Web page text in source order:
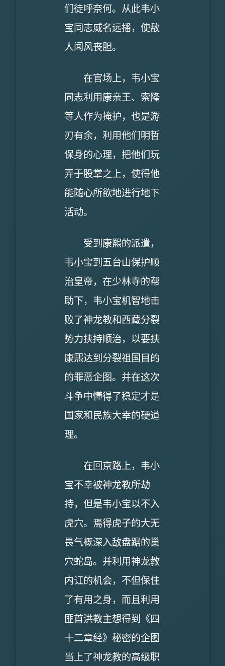
们徒呼奈何。从此韦小
宝同志威名远播，使敌
人闻风丧胆。
在官场上，韦小宝
同志利用康亲王、索隆
等人作为掩护，也是游
刃有余，利用他们明哲
保身的心理，把他们玩
弄于股掌之上，使得他
能随心所欲地进行地下
活动。
受到康熙的派遣，
韦小宝到五台山保护顺
治皇帝，在少林寺的帮
助下，韦小宝机智地击
败了神龙教和西藏分裂
势力挟持顺治，以要挟
康熙达到分裂祖国目的
的罪恶企图。并在这次
斗争中懂得了稳定才是
国家和民族大幸的硬道
理。
在回京路上，韦小
宝不幸被神龙教所劫
持，但是韦小宝以不入
虎穴。焉得虎子的大无
畏气概深入敌盘踞的巢
穴蛇岛。并利用神龙教
内讧的机会，不但保住
了有用之身，而且利用
匪首洪教主想得到《四
十二章经》秘密的企图
当上了神龙教的高级职